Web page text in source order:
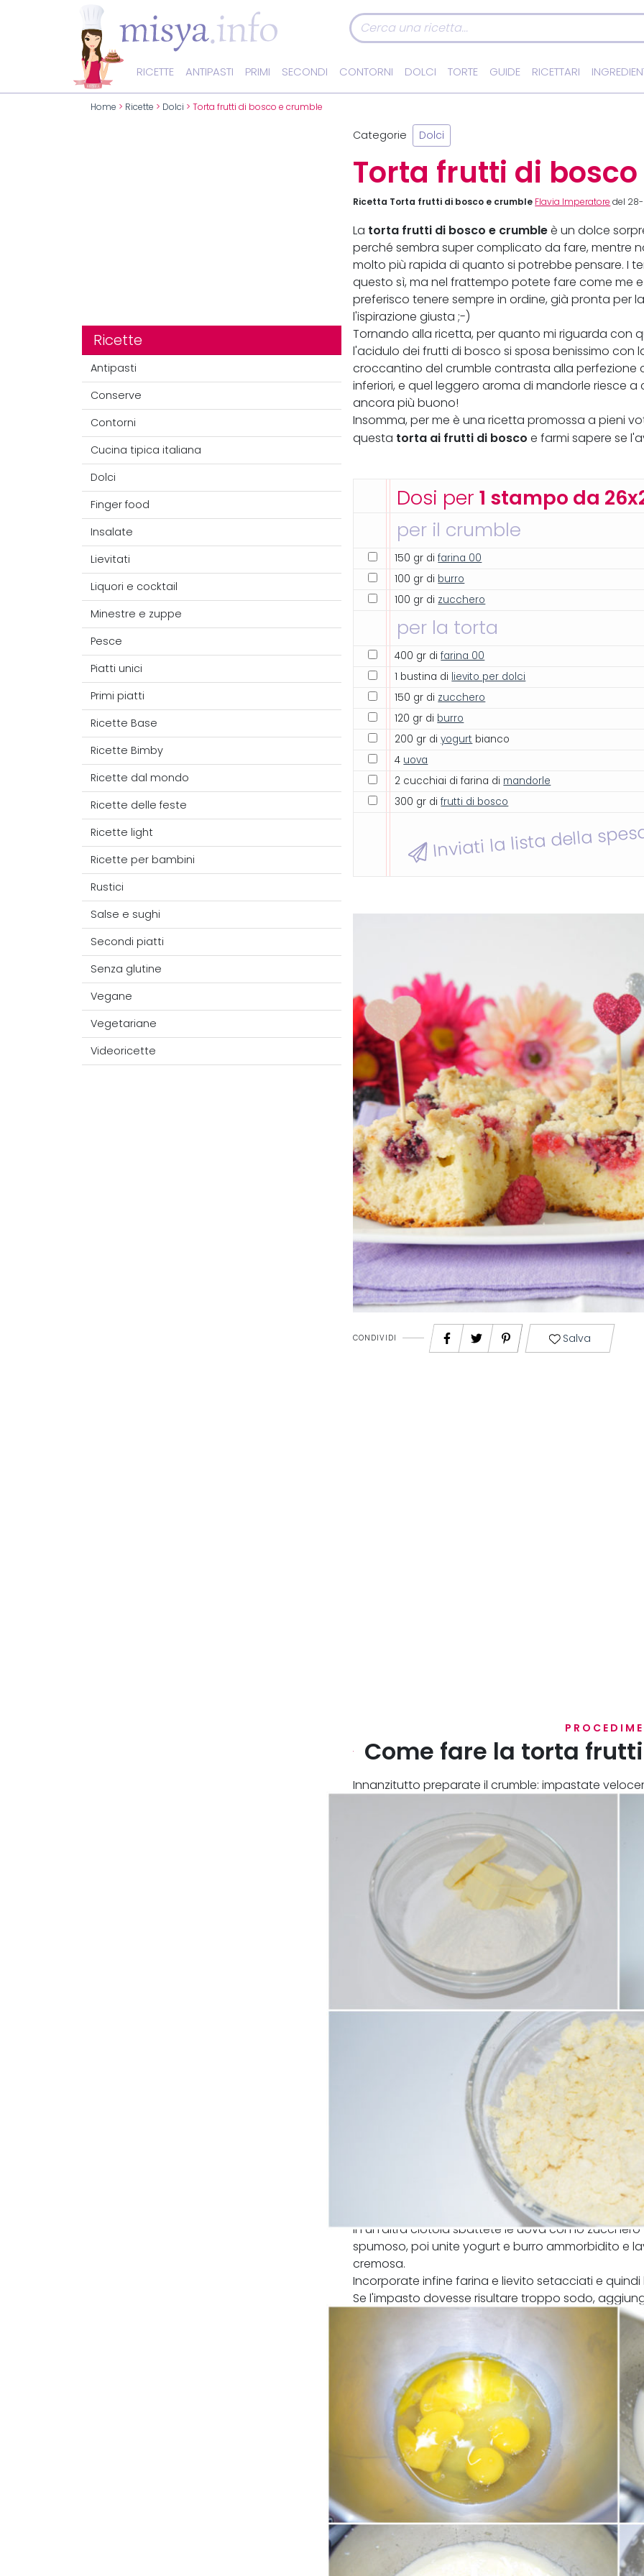
RICETTE ANTIPASTI PRIMI SECONDI CONTORNI DOLCI TORTE GUIDE RICETTARI
Home > Ricette > Dolci > Torta frutti di bosco e crumble
Ricette
Antipasti
Conserve
Contorni
Cucina tipica italiana
Dolci
Finger food
Insalate
Lievitati
Liquori e cocktail
Minestre e zuppe
Pesce
Piatti unici
Primi piatti
Ricette Base
Ricette Bimby
Ricette dal mondo
Ricette delle feste
Ricette light
Ricette per bambini
Rustici
Salse e sughi
Secondi piatti
Senza glutine
Vegane
Vegetariane
Videoricette
Categorie Dolci
Torta frutti di
Ricetta Torta frutti di bosco e crumble Flavia Imperatore del
La torta frutti di bosco e crumble è un dolce
perché sembra super complicato da fare, mentre
molto più rapida di quanto si potrebbe pensare. I
questo sì, ma nel frattempo potete fare come me
preferisco tenere sempre in ordine, già pronta per
l'ispirazione giusta ;-)
Tornando alla ricetta, per quanto mi riguarda con
l'acidulo dei frutti di bosco si sposa benissimo con
croccantino del crumble contrasta alla perfezione
inferiori, e quel leggero aroma di mandorle riesce
ancora più buono!
Insomma, per me è una ricetta promossa a pieni
questa torta ai frutti di bosco e farmi sapere se
Dosi per1 stampo da
per il crumble
150 gr difarina 00
100 gr di burro
100 gr di zucchero
per la torta
400 gr difarina 00
1 bustina di lievito per dolci
150 gr di zucchero
120 gr di burro
200 gr diyogurt bianco
4 uova
2 cucchiai di farina di mandorle
300 gr difrutti di bosco
Inviati la lista della
CONDIVIDI Salva
Come fare la torta
Innanzitutto preparate il crumble: impastate
In un'altra ciotola sbattete le uova con lo
spumoso, poi unite yogurt e burro ammorbidito e
cremosa.
Incorporate infine farina e lievito setacciati e
Se l'impasto dovesse risultare troppo sodo,
considerate che dovrebbe risultare un po' denso,